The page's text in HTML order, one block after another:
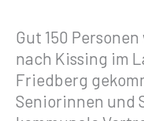
Gut 150
nach Kissing im
Friedberg
Seniorinnen und